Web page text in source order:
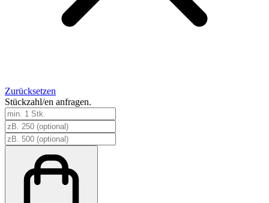
Zurücksetzen
Stückzahl/en anfragen.
Werbesäule
eckig
Menge